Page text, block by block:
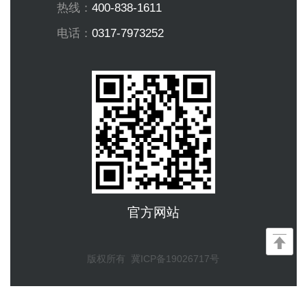
热线：400-838-1611
电话：0317-7973252
官方网站
版权所有 冀ICP备19026717号